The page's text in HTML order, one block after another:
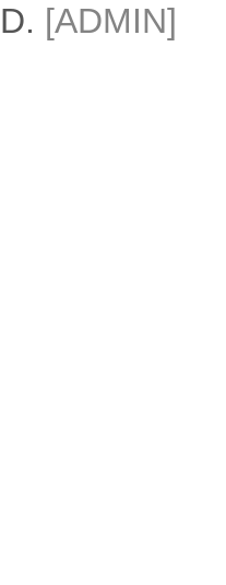
D. [ADMIN]